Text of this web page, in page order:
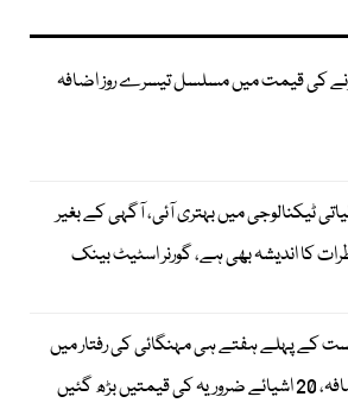
کی قیمت میں مسلسل تیسرے روز اضافہ
ٹیکنالوجی میں بہتری آئی، آگہی کے بغیر
کا اندیشہ بھی ہے، گورنر اسٹیٹ بینک
کے پہلے ہفتے ہی مہنگائی کی رفتار میں
کی قیمتیں بڑھ گئیں